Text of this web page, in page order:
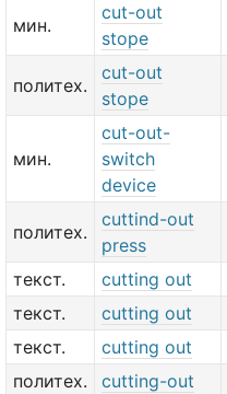
мин.
cut-out
stope
политех.
cut-out
stope
мин.
cut-out-
switch
device
политех.
cuttind-out
press
текст. cutting out
текст.
cutting out
текст.
cutting out
политех.
cutting-out